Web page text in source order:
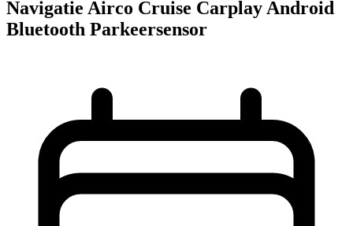
Navigatie Airco Cruise Carplay Android
Bluetooth Parkeersensor